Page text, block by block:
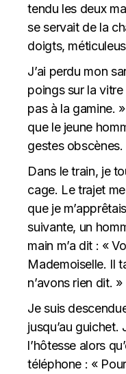
tendu les deux
se servait de la
doigts,
J’ai perdu mon
poings sur la
pas à la gamine.
que le jeune
gestes obscènes.
Dans le train, je
cage. Le trajet
que je
suivante, un
main m’a dit : «
Mademoiselle. Il
n’avons rien dit. »
Je suis
jusqu’au
l’hôtesse alors
téléphone : «